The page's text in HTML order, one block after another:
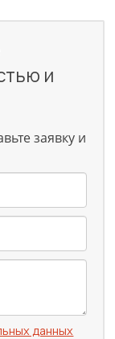
и
заявку и
данных